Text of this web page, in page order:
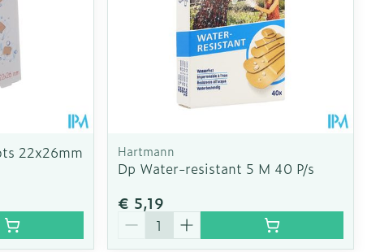
22x26mm
Hartmann
Dp Water-resistant 5 M 40 P/s
€ 5,19
Aantal